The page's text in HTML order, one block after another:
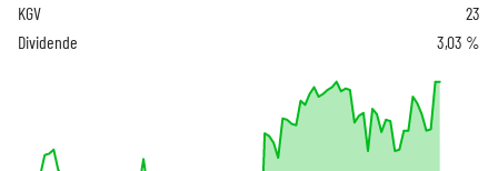
KGV
23
Dividende
3,03 %